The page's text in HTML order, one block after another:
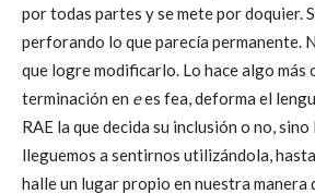
por todas partes y se mete por doquier.
perforando lo que parecía permanente.
que logre modificarlo. Lo hace algo más
terminación en ees fea, deforma el
RAE la que decida su inclusión o no,
lleguemos a sentirnos utilizándola,
halle un lugar propio en nuestra manera